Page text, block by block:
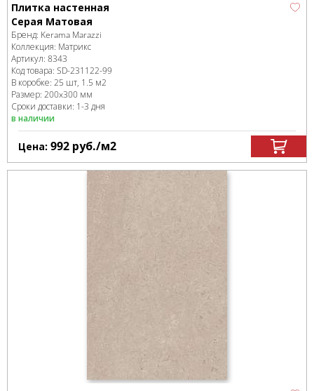
Плитка настенная
Серая Матовая
Бренд: Kerama Marazzi
Коллекция: Матрикс
Артикул: 8343
Код товара: SD-231122-99
В коробке: 25 шт, 1.5 м2
Размер: 200x300 мм
Сроки доставки: 1-3 дня
в наличии
Цена: 992 руб./м2